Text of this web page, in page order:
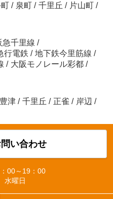
/ 泉町 / 千里丘 / 片山町 /
急千里線 /
行電鉄 / 地下鉄今里筋線 /
/ 大阪モノレール彩都 /
豊津 / 千里丘 / 正雀 / 岸辺 /
い合わせ
00～19：00
水曜日